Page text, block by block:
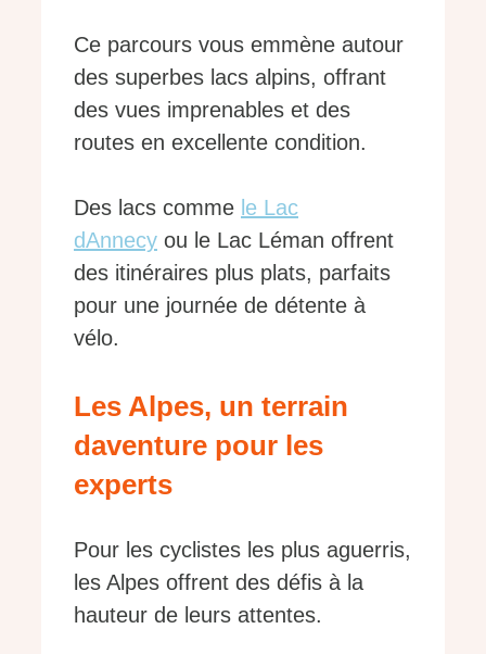
Ce parcours vous emmène autour
des superbes lacs alpins, offrant
des vues imprenables et des
routes en excellente condition.
Des lacs comme le Lac
dAnnecy ou le Lac Léman offrent
des itinéraires plus plats, parfaits
pour une journée de détente à
vélo.
Les Alpes, un terrain
daventure pour les
experts
Pour les cyclistes les plus aguerris,
les Alpes offrent des défis à la
hauteur de leurs attentes.